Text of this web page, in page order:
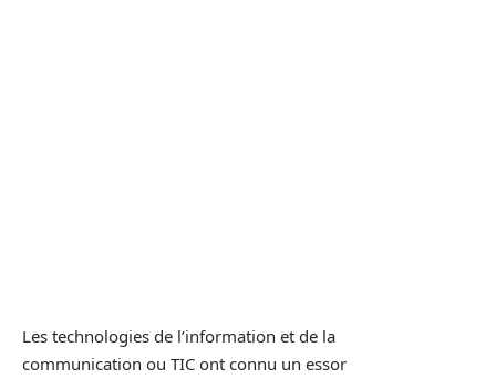
Les technologies de l’information et de la
communication ou TIC ont connu un essor